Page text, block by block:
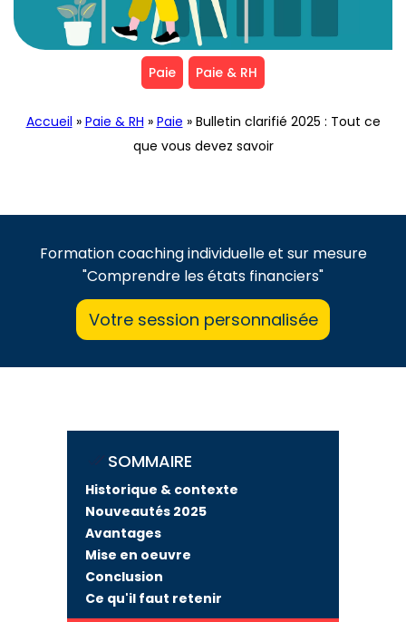
Paie Paie & RH
Accueil » Paie & RH » Paie » Bulletin clarifié 2025 : Tout ce
que vous devez savoir
Formation coaching individuelle et sur mesure
"Comprendre les états financiers"
Votre session personnalisée
SOMMAIRE
Historique & contexte
Nouveautés 2025
Avantages
Mise en oeuvre
Conclusion
Ce qu'il faut retenir